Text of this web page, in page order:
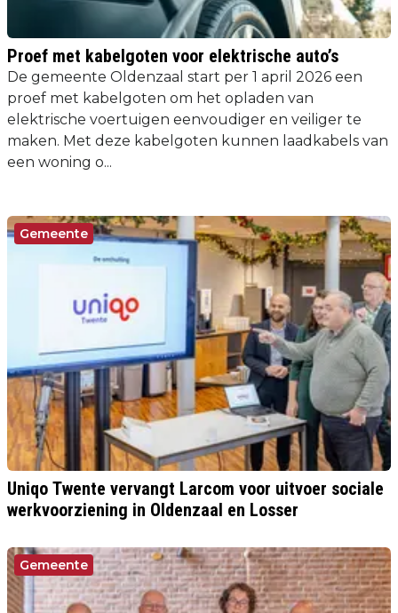
Proef met kabelgoten voor elektrische auto’s
De gemeente Oldenzaal start per 1 april 2026 een
proef met kabelgoten om het opladen van
elektrische voertuigen eenvoudiger en veiliger te
maken. Met deze kabelgoten kunnen laadkabels van
een woning o...
Gemeente
Uniqo Twente vervangt Larcom voor uitvoer sociale
werkvoorziening in Oldenzaal en Losser
Gemeente